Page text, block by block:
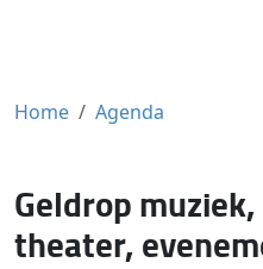
Home Agenda
Geldrop
theater,